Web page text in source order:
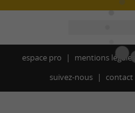
espace pro mentions légales
suivez-nous
contact